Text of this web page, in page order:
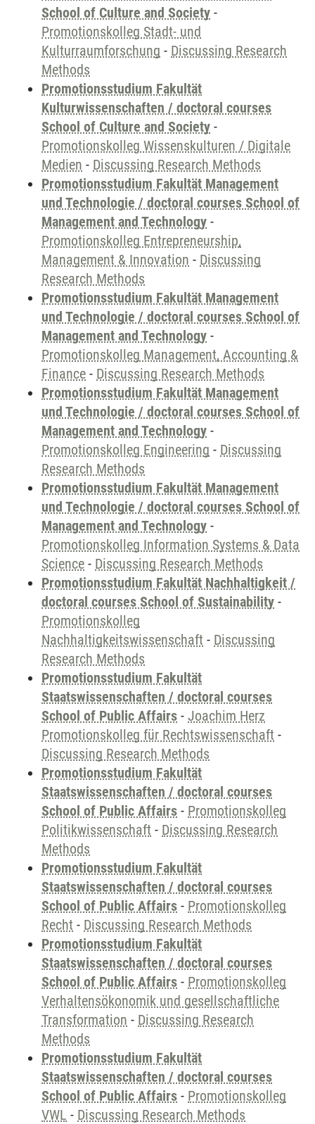
School of Culture and Society -
Promotionskolleg Stadt- und
Kulturraumforschung - Discussing Research
Methods
Promotionsstudium Fakultät
Kulturwissenschaften / doctoral courses
School of Culture and Society -
Promotionskolleg Wissenskulturen / Digitale
Medien - Discussing Research Methods
Promotionsstudium Fakultät Management
und Technologie / doctoral courses School of
Management and Technology -
Promotionskolleg Entrepreneurship,
Management & Innovation - Discussing
Research Methods
Promotionsstudium Fakultät Management
und Technologie / doctoral courses School of
Management and Technology -
Promotionskolleg Management, Accounting &
Finance - Discussing Research Methods
Promotionsstudium Fakultät Management
und Technologie / doctoral courses School of
Management and Technology -
Promotionskolleg Engineering - Discussing
Research Methods
Promotionsstudium Fakultät Management
und Technologie / doctoral courses School of
Management and Technology -
Promotionskolleg Information Systems & Data
Science - Discussing Research Methods
Promotionsstudium Fakultät Nachhaltigkeit /
doctoral courses School of Sustainability -
Promotionskolleg
Nachhaltigkeitswissenschaft - Discussing
Research Methods
Promotionsstudium Fakultät
Staatswissenschaften / doctoral courses
School of Public Affairs - Joachim Herz
Promotionskolleg für Rechtswissenschaft -
Discussing Research Methods
Promotionsstudium Fakultät
Staatswissenschaften / doctoral courses
School of Public Affairs - Promotionskolleg
Politikwissenschaft - Discussing Research
Methods
Promotionsstudium Fakultät
Staatswissenschaften / doctoral courses
School of Public Affairs - Promotionskolleg
Recht - Discussing Research Methods
Promotionsstudium Fakultät
Staatswissenschaften / doctoral courses
School of Public Affairs - Promotionskolleg
Verhaltensökonomik und gesellschaftliche
Transformation - Discussing Research
Methods
Promotionsstudium Fakultät
Staatswissenschaften / doctoral courses
School of Public Affairs - Promotionskolleg
VWL - Discussing Research Methods